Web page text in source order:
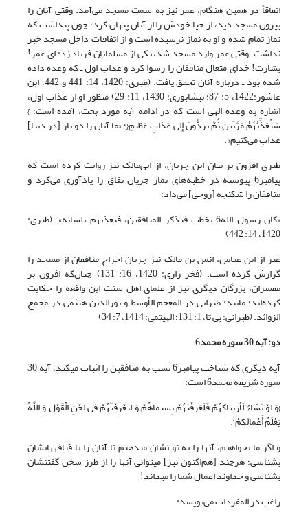
اتفاقاً در همین هنگام، عمر نیز به سمت مسجد می‌آمد. وقتی آنان را
بیرون مسجد دید، از حیا خودش را از آنان پنهان ‌کرد؛ چون پنداشت که
نماز تمام شده و او به نماز نرسیده است و از اتفاقات داخل مسجد خبر
نداشت. وقتی عمر وارد مسجد شد، یکی از مسلمانان فریاد زد: ای عمر!
بشارت! خدای متعال منافقان را رسوا کرد و عذاب اول ـ که وعده داده
شده بود ـ درباره آنان تحقق یافت. (طبری: 1420، 14: 441 و 442؛ ابن
عاشور:1422، 5: 87؛ نیشابوری: 1430، 11: 29) منظور او از عذاب اول،
اشاره به وعده الهی است که در ادامه آیه مورد بحث، آمده است: }
سَنُعَذِّبُهُمْ مَرَّتَینِ ثُمَّ یرَدُّونَ إِلی‏ عَذابٍ عَظیمٍ{؛ «ما آنان را دو بار [در دنیا]
عذاب می‌کنیم».
طبری افزون بر بیان این جریان، از ابی‌مالک نیز روایت کرده است که
پیامبر6 پیوسته در خطبه‌های نماز جریان نفاق را یادآوری می‌کرد و
منافقان را شکنجه [روحی] می‌داد:
«کان رسول الله6 یخطب فیذکر المنافقین، فیعذبهم بلسانه». (طبری:
1420، 14: 442)
غیر از ابن عباس، انس بن مالک نیز جریان اخراج منافقان از مسجد را
گزارش کرده است. (فخر رازی: 1420، 16: 131) چنان‌که افزون بر
مفسران، بزرگان دیگری نیز از علمای اهل سنت این واقعه را حکایت
کرده‌اند؛ مانند: طبرانی در المعجم الأوسط و نورالدین هیثمی در مجمع
الزوائد. (طبرانی: بی تا، 1: 131؛ الهیثمی: 1414، 7: 34)
دو: آیه 30 سوره محمد
6
آیه دیگری که شناخت پیامبر6 نسب به منافقین را اثبات می­کند، آیه 30
سوره شریفه محمد6 است:
}وَ لَوْ نَشاءُ لَأَرَیناکهُمْ فَلَعَرَفْتَهُمْ بِسیماهُمْ وَ لَتَعْرِفَنَّهُمْ فی‏ لَحْنِ الْقَوْلِ وَ اللَّهُ
یَعْلَمُ أَعْمالَکمْ{.
و اگر ما بخواهیم، آنها را به تو نشان می‏دهیم تا آنان را با قیافه‏هایشان
بشناسی؛ هرچند [هم‌اکنون نیز] می‏توانی آنها را از طرز سخن گفتنشان
بشناسی و خداوند اعمال شما را می‏داند!
راغب در المفردات می‌نویسد: